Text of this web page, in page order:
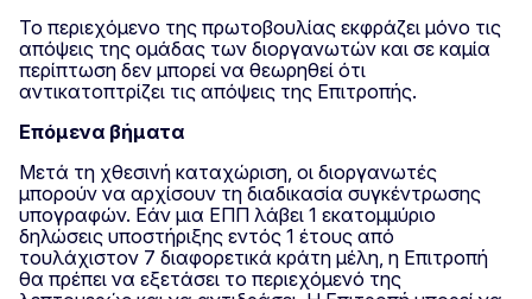
Το περιεχόμενο της πρωτοβουλίας εκφράζει μόνο τις
απόψεις της ομάδας των διοργανωτών και σε καμία
περίπτωση δεν μπορεί να θεωρηθεί ότι
αντικατοπτρίζει τις απόψεις της Επιτροπής.
Επόμενα βήματα
Μετά τη χθεσινή καταχώριση, οι διοργανωτές
μπορούν να αρχίσουν τη διαδικασία συγκέντρωσης
υπογραφών. Εάν μια ΕΠΠ λάβει 1 εκατομμύριο
δηλώσεις υποστήριξης εντός 1 έτους από
τουλάχιστον 7 διαφορετικά κράτη μέλη, η Επιτροπή
θα πρέπει να εξετάσει το περιεχόμενό της